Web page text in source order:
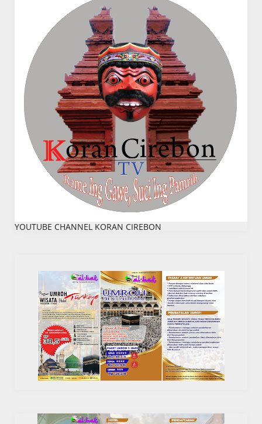
YOUTUBE CHANNEL KORAN CIREBON